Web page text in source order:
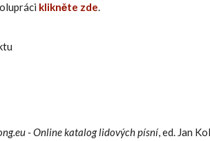
klikněte zde.
- Online katalog lidových písní, ed. Jan